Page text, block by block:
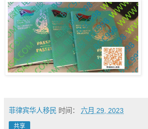
菲律宾华人移民 时间： 六月 29, 2023
共享